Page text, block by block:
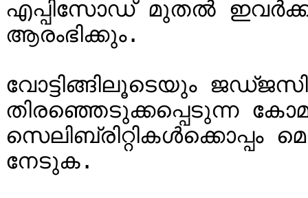
എപ്പിസോഡ് മുതൽ
ആരംഭിക്കും.
വോട്ടിങ്ങിലൂടെയും
തിരഞ്ഞെടുക്കപ്പെടുന്ന
സെലിബ്രിറ്റികൾക്കൊപ്പം
നേടുക.